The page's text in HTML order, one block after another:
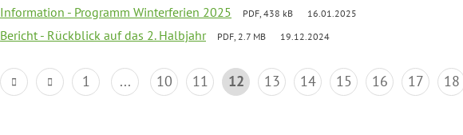
Information - Programm Winterferien 2025 PDF, 438 kB 16.01.2025
Bericht - Rückblick auf das 2. Halbjahr PDF, 2.7 MB 19.12.2024
1 ... 10 11 12 13 14 15 16 17 18